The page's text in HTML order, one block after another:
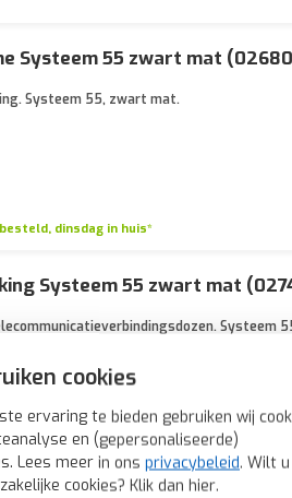
cookies
ervaring te bieden gebruiken wij
en (gepersonaliseerde)
Lees meer in ons privacybeleid. Wilt u
cookies? Klik dan hier.
Systeem 55 zwart mat
Systeem 55, zwart mat.
dinsdag in huis*
Systeem 55 zwart mat
Systeem
dinsdag in huis*